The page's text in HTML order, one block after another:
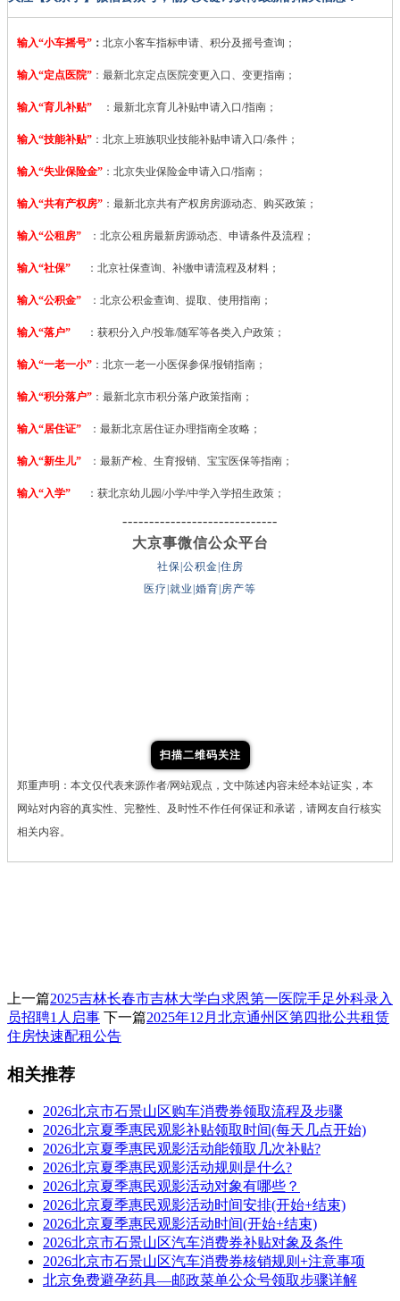
输入“小车摇号” ： 北京小客车指标申请、积分及摇号查询；
输入“定点医院” ： 最新北京定点医院变更入口、变更指南；
输入“育儿补贴” ：最新北京育儿补贴申请入口/指南；
输入“技能补贴” ： 北京上班族职业技能补贴申请入口/条件；
输入“失业保险金” ：北京失业保险金申请入口/指南；
输入“共有产权房” ：最新北京共有产权房房源动态、购买政策；
输入“公租房” ：北京公租房最新房源动态、申请条件及流程；
输入“社保” ：北京社保查询、补缴申请流程及材料；
输入“公积金” ：北京公积金查询、提取、使用指南；
输入“落户” ：获积分入户/投靠/随军等各类入户政策；
输入“一老一小” ：北京一老一小医保参保/报销指南；
输入“积分落户” ：最新北京市积分落户政策指南；
输入“居住证” ：最新北京居住证办理指南全攻略；
输入“新生儿” ：最新产检、生育报销、宝宝医保等指南；
输入“入学” ：获北京幼儿园/小学/中学入学招生政策；
-----------------------------
大京事微信公众平台
社保|公积金|住房
医疗|就业|婚育|房产等
扫描二维码关注
郑重声明：本文仅代表来源作者/网站观点，文中陈述内容未经本站证实，本
网站对内容的真实性、完整性、及时性不作任何保证和承诺，请网友自行核实
相关内容。
上一篇2025吉林长春市吉林大学白求恩第一医院手足外科录入
员招聘1人启事 下一篇2025年12月北京通州区第四批公共租赁
住房快速配租公告
相关推荐
2026北京市石景山区购车消费券领取流程及步骤
2026北京夏季惠民观影补贴领取时间(每天几点开始)
2026北京夏季惠民观影活动能领取几次补贴?
2026北京夏季惠民观影活动规则是什么?
2026北京夏季惠民观影活动对象有哪些？
2026北京夏季惠民观影活动时间安排(开始+结束)
2026北京夏季惠民观影活动时间(开始+结束)
2026北京市石景山区汽车消费券补贴对象及条件
2026北京市石景山区汽车消费券核销规则+注意事项
北京免费避孕药具—邮政菜单公众号领取步骤详解